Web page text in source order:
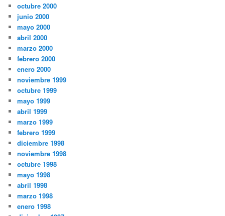
octubre 2000
junio 2000
mayo 2000
abril 2000
marzo 2000
febrero 2000
enero 2000
noviembre 1999
octubre 1999
mayo 1999
abril 1999
marzo 1999
febrero 1999
diciembre 1998
noviembre 1998
octubre 1998
mayo 1998
abril 1998
marzo 1998
enero 1998